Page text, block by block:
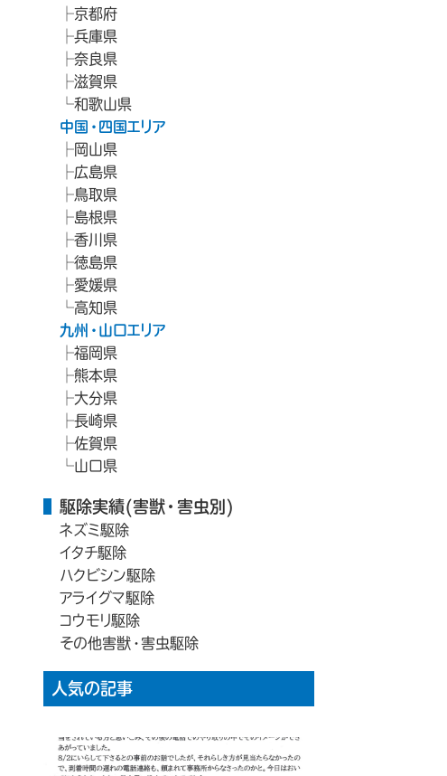
京都府
兵庫県
奈良県
滋賀県
和歌山県
中国・四国エリア
岡山県
広島県
鳥取県
島根県
香川県
徳島県
愛媛県
高知県
九州・山口エリア
福岡県
熊本県
大分県
長崎県
佐賀県
山口県
駆除実績(害獣・害虫別)
ネズミ駆除
イタチ駆除
ハクビシン駆除
アライグマ駆除
コウモリ駆除
その他害獣・害虫駆除
人気の記事